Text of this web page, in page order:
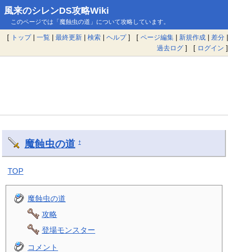
風来のシレンDS攻略Wiki
このページでは「魔蝕虫の道」について攻略しています。
[ トップ| 一覧 | 最終更新 | 検索 | ヘルプ] [ ページ編集 | 新規作成 | 差分 |
過去ログ ] [ ログイン ]
魔蝕虫の道 †
TOP
魔蝕虫の道
攻略
登場モンスター
コメント